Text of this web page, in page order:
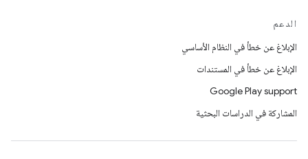
الدعم
الإبلاغ عن خطأ في النظام الأساسي
الإبلاغ عن خطأ في المستندات
Google Play support
المشاركة في الدراسات البحثية